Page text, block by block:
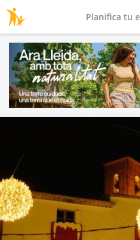
Planifica tu